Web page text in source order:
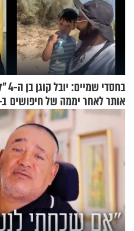
בחסדי שמיים: יובל קוגן בן ה-4
אותר לאחר יממה של חיפושים